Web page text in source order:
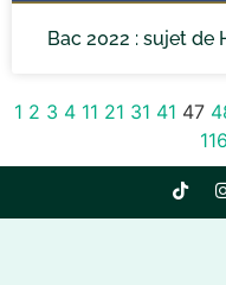
Bac 2022 : sujet de
1 2 3 4 11 21 31 41 47
116